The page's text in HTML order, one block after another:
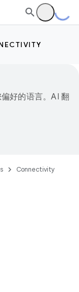
好的语言。AI 翻
Connectivity